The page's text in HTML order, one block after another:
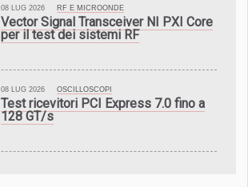
08 LUG 2026 RF E MICROONDE
Vector Signal Transceiver NI PXI Core
per il test dei sistemi RF
08 LUG 2026 OSCILLOSCOPI
Test ricevitori PCI Express 7.0 fino a
128 GT/s